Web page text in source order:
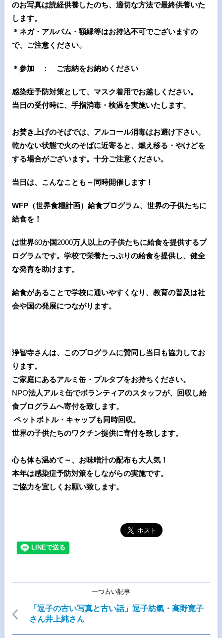
のお写真は読経供養したのち、適切な方法で最終供養いた
します。
＊ネガ・アルバム・額縁等はお持込不可でございますの
で、ご注意ください。
＊参加 ： ご志納をお納めください
感染症予防対策として、マスク着用でお越しください。
当日の受付時に、手指消毒・検温を実施いたします。
お焚き上げのそばでは、アルコール消毒はお避け下さい。
乾かない状態で火のそばに近寄ると、燃え移る・やけどを
する場合がございます。十分ご注意ください。
当日は、こんなことも～同時開催します！
WFP（世界食糧計画）給食プログラム、世界の子供たちに
給食を！
は世界60か国2000万人以上の子供たちに給食を提供するプ
ログラムです。学校で栄養たっぷりの給食を提供し、健全
な発育を助けます。
給食があることで学校に通いやすくなり、教育の普及は社
会や国の発展につながります。
浄智寺さんは、このプログラムに賛同し当日も協力してお
ります。
ご家庭にあるアルミ缶・プルタブをお持ちください。
NPO法人アルミ缶でボランティアのスタッフが、回収し給
食プログラムへ寄付を致します。
ペットボトル・キャップも同時回収。
世界の子供たちのワクチン提供に寄付を致します。
心も体も温めて～、お味噌汁の配布も大人気！
本年は感染症予防対策をしながらの実施です。
ご協力を宜しくお願い致します。
一つ古い記事
「逗子の古い写真と古い話」逗子紡氣・高野寛子
さん井上純さん